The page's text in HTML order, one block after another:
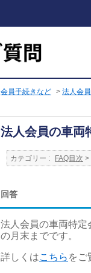
会員手続きなど > 法人会員
法人会員の車両
カテゴリー : FAQ目次 >
回答
法人会員の車両特定
の月末までです。
詳しくはこちら をご